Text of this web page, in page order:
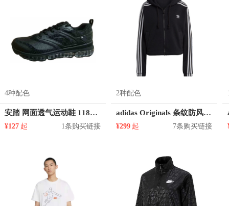
4种配色
安踏 网面透气运动鞋 11815503
¥127 起 1条购买链接
2种配色
adidas Originals 条纹防风短款连帽夹克 男女同款 GN2811
¥299 起 7条购买链接